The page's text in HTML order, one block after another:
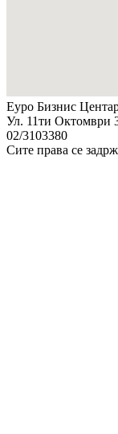
Еуро Бизнис
Ул. 11ти Октомври
02/3103380
Сите права се